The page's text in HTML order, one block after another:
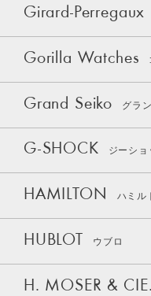
Girard-Perregaux
Gorilla Watches
Grand Seiko グラ
G-SHOCK ジーショ
HAMILTON ハミル
HUBLOT ウブロ
H. MOSER & CIE.